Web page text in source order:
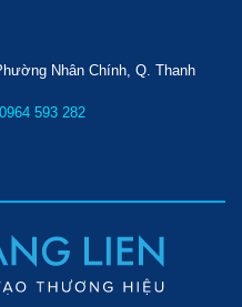
Nhân Chính, Q. Thanh
0964 593 282